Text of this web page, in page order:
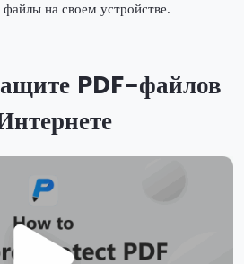
на своем устройстве.
PDF-файлов